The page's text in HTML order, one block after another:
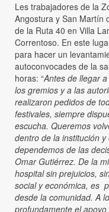
Les trabajadores de la
Angostura y San Martín
de la Ruta 40 en Villa
Correntoso. En este
para hacer un
autoconvocades de la
horas: “Antes de llegar
los gremios y a las
realizaron pedidos de
festivales, siempre
escucha. Queremos
dentro de la institución
dependemos de las
Omar Gutiérrez. De la
hospital sin prejuicios,
social y económica, es
desde la comunidad. A
profundamente el